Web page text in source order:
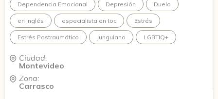
Acompaño procesos relacionados con ansiedad, depresión,
conflictos en las relaciones, dificultades de autoestima,
importantes momentos de cambios, o a quienes buscan
conocerse mejor y conectar con su versión más auténtica.
Dependencia Emocional Depresión Duelo
en inglés especialista en toc Estrés
Estrés Postraumático Junguiano LGBTIQ+
Ciudad:
Montevideo
Zona:
Carrasco